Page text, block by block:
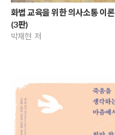
화법 교육을 위한 의사소통 이론
(3판)
박재현 저